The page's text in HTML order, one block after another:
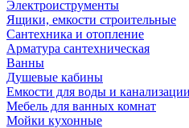
Электроиструменты
Ящики, емкости строительные
Сантехника и отопление
Арматура сантехническая
Ванны
Душевые кабины
Емкости для воды и канализации
Мебель для ванных комнат
Мойки кухонные